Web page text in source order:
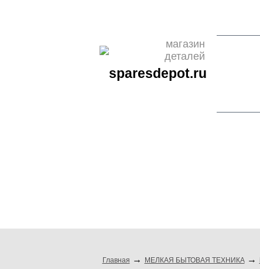
магазин
деталей
sparesdepot.ru
Главная МЕЛКАЯ БЫТОВАЯ ТЕХНИКА